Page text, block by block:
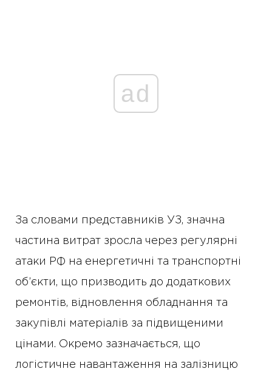
ad
За словами представників УЗ, значна
частина витрат зросла через регулярні
атаки РФ на енергетичні та транспортні
об’єкти, що призводить до додаткових
ремонтів, відновлення обладнання та
закупівлі матеріалів за підвищеними
цінами. Окремо зазначається, що
логістичне навантаження на залізницю